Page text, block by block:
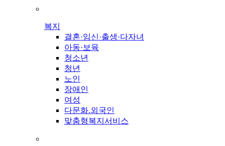
복지
결혼·임신·출생·다자녀
아동·보육
청소년
청년
노인
장애인
여성
다문화.외국인
맞춤형복지서비스